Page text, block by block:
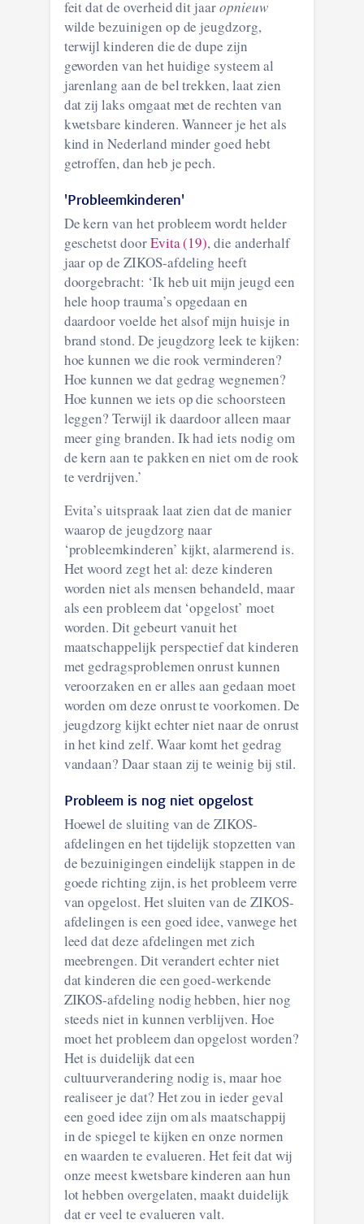
feit dat de overheid dit jaaropnieuw
wilde bezuinigen op de jeugdzorg,
terwijl kinderen die de dupe zijn
geworden van het huidige systeem al
jarenlang aan de bel trekken, laat zien
dat zij laks omgaat met de rechten van
kwetsbare kinderen. Wanneer je het als
kind in Nederland minder goed hebt
getroffen, dan heb je pech.
'Probleemkinderen'
De kern van het probleem wordt helder
geschetst doorEvita (19), die anderhalf
jaar op de ZIKOS-afdeling heeft
doorgebracht: ‘Ik heb uit mijn jeugd een
hele hoop trauma’s opgedaan en
daardoor voelde het alsof mijn huisje in
brand stond. De jeugdzorg leek te kijken:
hoe kunnen we die rook verminderen?
Hoe kunnen we dat gedrag wegnemen?
Hoe kunnen we iets op die schoorsteen
leggen? Terwijl ik daardoor alleen maar
meer ging branden. Ik had iets nodig om
de kern aan te pakken en niet om de rook
te verdrijven.’
Evita’s uitspraak laat zien dat de manier
waarop de jeugdzorg naar
‘probleemkinderen’ kijkt, alarmerend is.
Het woord zegt het al: deze kinderen
worden niet als mensen behandeld, maar
als een probleem dat ‘opgelost’ moet
worden. Dit gebeurt vanuit het
maatschappelijk perspectief dat kinderen
met gedragsproblemen onrust kunnen
veroorzaken en er alles aan gedaan moet
worden om deze onrust te voorkomen. De
jeugdzorg kijkt echter niet naar de onrust
in het kind zelf. Waar komt het gedrag
vandaan? Daar staan zij te weinig bij stil.
Probleem is nog niet opgelost
Hoewel de sluiting van de ZIKOS-
afdelingen en het tijdelijk stopzetten van
de bezuinigingen eindelijk stappen in de
goede richting zijn, is het probleem verre
van opgelost. Het sluiten van de ZIKOS-
afdelingen is een goed idee, vanwege het
leed dat deze afdelingen met zich
meebrengen. Dit verandert echter niet
dat kinderen die een goed-werkende
ZIKOS-afdeling nodig hebben, hier nog
steeds niet in kunnen verblijven. Hoe
moet het probleem dan opgelost worden?
Het is duidelijk dat een
cultuurverandering nodig is, maar hoe
realiseer je dat? Het zou in ieder geval
een goed idee zijn om als maatschappij
in de spiegel te kijken en onze normen
en waarden te evalueren. Het feit dat wij
onze meest kwetsbare kinderen aan hun
lot hebben overgelaten, maakt duidelijk
dat er veel te evalueren valt.